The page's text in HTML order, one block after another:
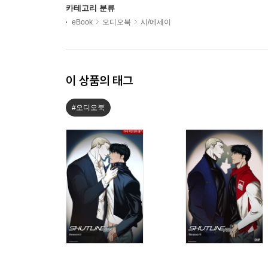
카테고리 분류
eBook 오디오북 시/에세이
이 상품의 태그
#오디오북